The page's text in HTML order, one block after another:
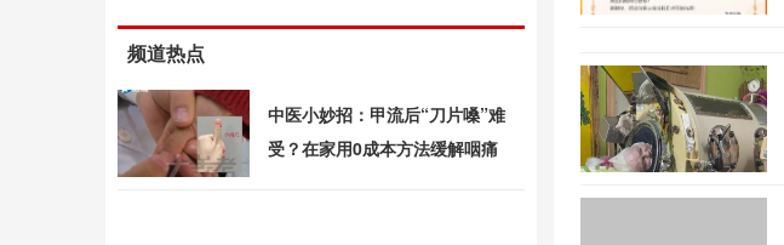
频道热点
中医小妙招：甲流后“刀片嗓”难
受？在家用0成本方法缓解咽痛